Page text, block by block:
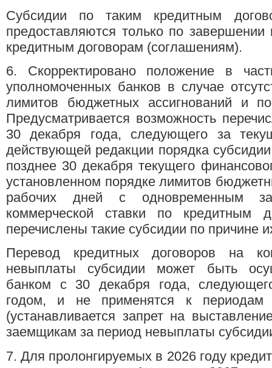
Субсидии по таким кредитным
предоставляются только по
кредитным договорам (соглашениям).
6. Скорректировано положение в
уполномоченных банков в случае
лимитов бюджетных ассигнований и
Предусматривается возможность
30 декабря года, следующего за
действующей редакции порядка
позднее 30 декабря текущего
установленном порядке лимитов
рабочих дней с одновременным
коммерческой ставки по кредитным
перечислены такие субсидии по причине
Перевод кредитных договоров на
невыплаты субсидии может быть
банком с 30 декабря года,
годом, и не применятся к периодам
(устанавливается запрет на
заемщикам за период невыплаты
7. Для пролонгируемых в 2026 году